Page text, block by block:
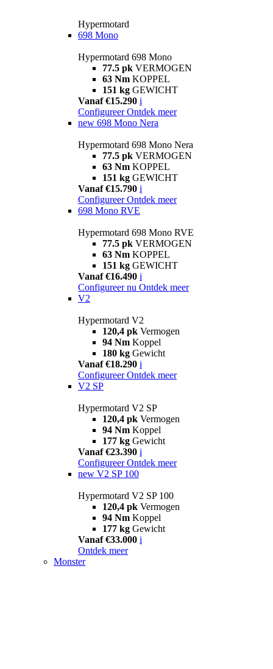
Hypermotard
698 Mono
Hypermotard 698 Mono
77.5 pk VERMOGEN
63 Nm KOPPEL
151 kg GEWICHT
Vanaf €15.290 i
Configureer Ontdek meer
new 698 Mono Nera
Hypermotard 698 Mono Nera
77.5 pk VERMOGEN
63 Nm KOPPEL
151 kg GEWICHT
Vanaf €15.790 i
Configureer Ontdek meer
698 Mono RVE
Hypermotard 698 Mono RVE
77.5 pk VERMOGEN
63 Nm KOPPEL
151 kg GEWICHT
Vanaf €16.490 i
Configureer nu Ontdek meer
V2
Hypermotard V2
120,4 pk Vermogen
94 Nm Koppel
180 kg Gewicht
Vanaf €18.290 i
Configureer Ontdek meer
V2 SP
Hypermotard V2 SP
120,4 pk Vermogen
94 Nm Koppel
177 kg Gewicht
Vanaf €23.390 i
Configureer Ontdek meer
new V2 SP 100
Hypermotard V2 SP 100
120,4 pk Vermogen
94 Nm Koppel
177 kg Gewicht
Vanaf €33.000 i
Ontdek meer
Monster